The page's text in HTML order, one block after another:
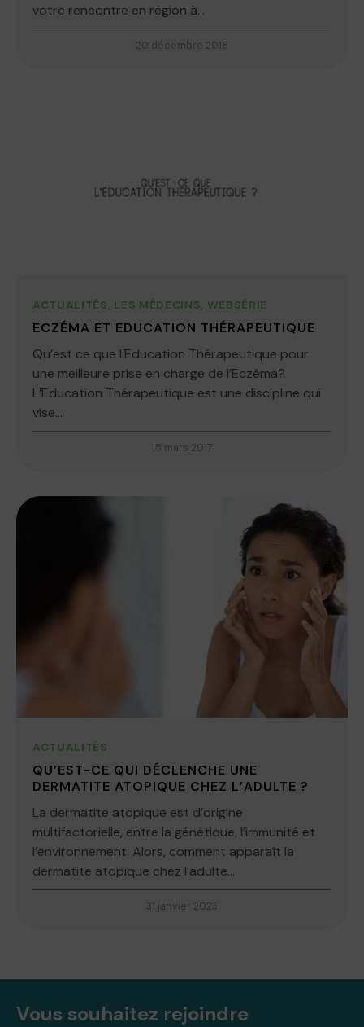
votre rencontre en région à...
20 décembre 2018
ACTUALITÉS, LES MÉDECINS, WEBSÉRIE
ECZÉMA ET EDUCATION THÉRAPEUTIQUE
Qu’est ce que l’Education Thérapeutique pour
une meilleure prise en charge de l’Eczéma?
L’Education Thérapeutique est une discipline qui
vise...
15 mars 2017
ACTUALITÉS
QU’EST-CE QUI DÉCLENCHE UNE
DERMATITE ATOPIQUE CHEZ L’ADULTE ?
La dermatite atopique est d’origine
multifactorielle, entre la génétique, l’immunité et
l’environnement. Alors, comment apparaît la
dermatite atopique chez l’adulte...
31 janvier 2023
Vous souhaitez rejoindre